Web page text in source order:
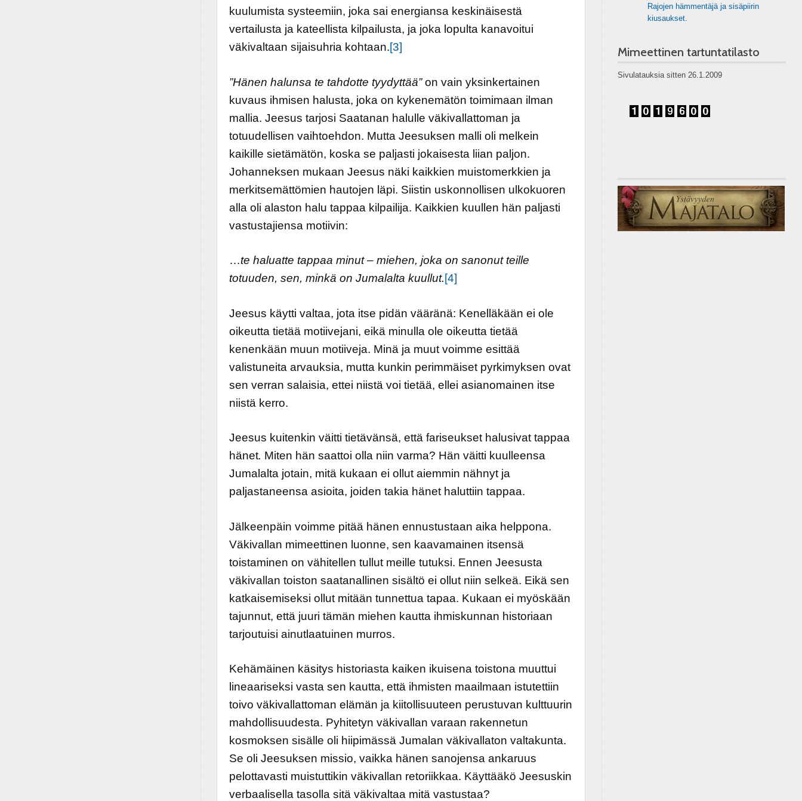
kuulumista systeemiin, joka sai energiansa keskinäisestä
vertailusta ja kateellista kilpailusta, ja joka lopulta kanavoitui
väkivaltaan sijaisuhria kohtaan.[3]
”Hänen halunsa te tahdotte tyydyttää”on vain yksinkertainen
kuvaus ihmisen halusta, joka on kykenemätön toimimaan ilman
mallia. Jeesus tarjosi Saatanan halulle väkivallattoman ja
totuudellisen vaihtoehdon. Mutta Jeesuksen malli oli melkein
kaikille sietämätön, koska se paljasti jokaisesta liian paljon.
Johanneksen mukaan Jeesus näki kaikkien muistomerkkien ja
merkitsemättömien hautojen läpi. Siistin uskonnollisen ulkokuoren
alla oli alaston halu tappaa kilpailija. Kaikkien kuullen hän paljasti
vastustajiensa motiivin:
…te haluatte tappaa minut – miehen, joka on sanonut teille
totuuden, sen, minkä on Jumalalta kuullut. [4]
Jeesus käytti valtaa, jota itse pidän vääränä: Kenelläkään ei ole
oikeutta tietää motiivejani, eikä minulla ole oikeutta tietää
kenenkään muun motiiveja. Minä ja muut voimme esittää
valistuneita arvauksia, mutta kunkin perimmäiset pyrkimyksen ovat
sen verran salaisia, ettei niistä voi tietää, ellei asianomainen itse
niistä kerro.
Jeesus kuitenkin väitti tietävänsä, että fariseukset halusivat tappaa
hänet. Miten hän saattoi olla niin varma? Hän väitti kuulleensa
Jumalalta jotain, mitä kukaan ei ollut aiemmin nähnyt ja
paljastaneensa asioita, joiden takia hänet haluttiin tappaa.
Jälkeenpäin voimme pitää hänen ennustustaan aika helppona.
Väkivallan mimeettinen luonne, sen kaavamainen itsensä
toistaminen on vähitellen tullut meille tutuksi. Ennen Jeesusta
väkivallan toiston saatanallinen sisältö ei ollut niin selkeä. Eikä sen
katkaisemiseksi ollut mitään tunnettua tapaa. Kukaan ei myöskään
tajunnut, että juuri tämän miehen kautta ihmiskunnan historiaan
tarjoutuisi ainutlaatuinen murros.
Kehämäinen käsitys historiasta kaiken ikuisena toistona muuttui
lineaariseksi vasta sen kautta, että ihmisten maailmaan istutettiin
toivo väkivallattoman elämän ja kiitollisuuteen perustuvan kulttuurin
mahdollisuudesta. Pyhitetyn väkivallan varaan rakennetun
kosmoksen sisälle oli hiipimässä Jumalan väkivallaton valtakunta.
Se oli Jeesuksen missio, vaikka hänen sanojensa ankaruus
pelottavasti muistuttikin väkivallan retoriikkaa. Käyttääkö Jeesuskin
verbaalisella tasolla sitä väkivaltaa mitä vastustaa?
Rajojen hämmentäjä ja sisäpiirin
kiusaukset.
Mimeettinen tartuntatilasto
Sivulatauksia sitten 26.1.2009